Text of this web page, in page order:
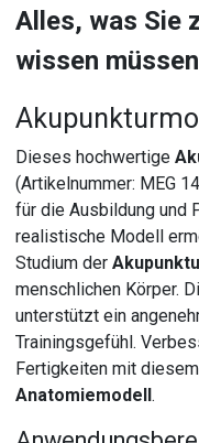
Alles, was Sie
wissen müssen
Dieses hochwertige
(Artikelnummer: MEG
für die Ausbildung und
realistische Modell
Studium der
menschlichen Körper.
unterstützt ein
Trainingsgefühl.
Fertigkeiten mit
Anatomiemodell.